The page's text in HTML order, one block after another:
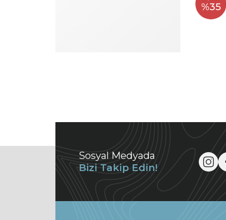
%35
Sosyal Medyada
Bizi Takip Edin!